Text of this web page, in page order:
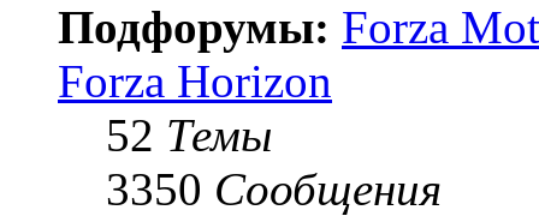
Подфорумы: Forza
Forza Horizon
52 Темы
3350 Сообщения